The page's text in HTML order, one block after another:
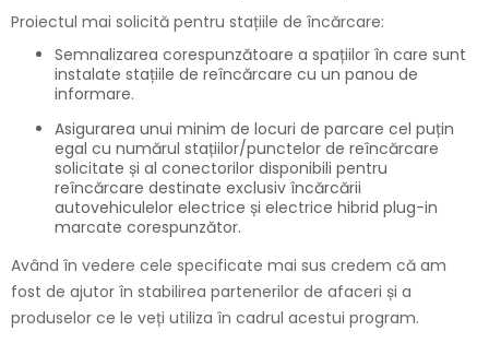
Proiectul mai solicită pentru stațiile de încărcare:
Semnalizarea corespunzătoare a spațiilor în care sunt
instalate stațiile de reîncărcare cu un panou de
informare.
Asigurarea unui minim de locuri de parcare cel puțin
egal cu numărul stațiilor/punctelor de reîncărcare
solicitate și al conectorilor disponibili pentru
reîncărcare destinate exclusiv încărcării
autovehiculelor electrice și electrice hibrid plug-in
marcate corespunzător.
Având în vedere cele specificate mai sus credem că am
fost de ajutor în stabilirea partenerilor de afaceri și a
produselor ce le veți utiliza în cadrul acestui program.